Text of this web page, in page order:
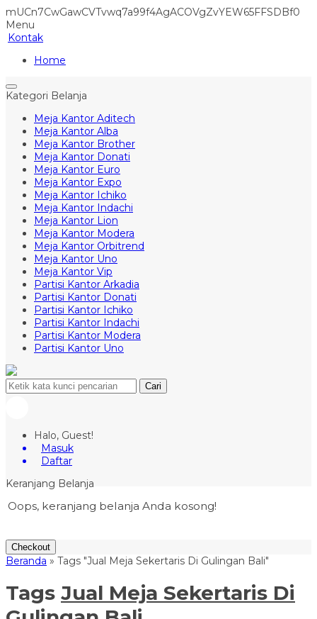
mUCn7CwGawCVTvwq7a99f4AgACOVgZvYEW65FFSDBf0
Menu
Kontak
Home
Kategori Belanja
Meja Kantor Aditech
Meja Kantor Alba
Meja Kantor Brother
Meja Kantor Donati
Meja Kantor Euro
Meja Kantor Expo
Meja Kantor Ichiko
Meja Kantor Indachi
Meja Kantor Lion
Meja Kantor Modera
Meja Kantor Orbitrend
Meja Kantor Uno
Meja Kantor Vip
Partisi Kantor Arkadia
Partisi Kantor Donati
Partisi Kantor Ichiko
Partisi Kantor Indachi
Partisi Kantor Modera
Partisi Kantor Uno
Cari
Halo, Guest!
Masuk
Daftar
Keranjang Belanja
Oops, keranjang belanja Anda kosong!
Checkout
Beranda » Tags "Jual Meja Sekertaris Di Gulingan Bali"
Tags Jual Meja Sekertaris Di